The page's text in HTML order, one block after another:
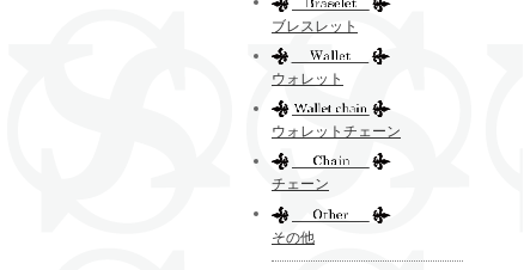
ブレスレット
ウォレット
ウォレットチェーン
チェーン
その他